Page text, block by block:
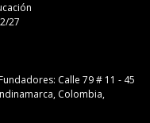
27
Calle 79 # 11 - 45
Colombia,